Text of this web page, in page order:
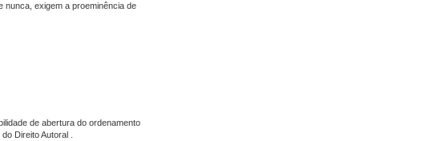
nunca, exigem a proeminência de
de abertura do ordenamento
do Direito Autoral .